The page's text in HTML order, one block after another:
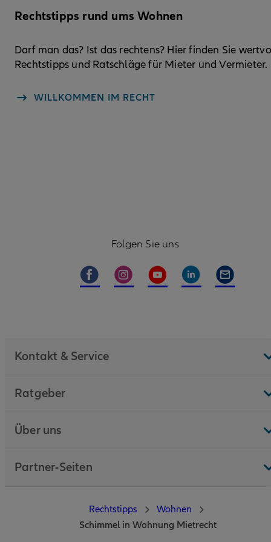
Rechtstipps rund ums Wohnen
Darf man das? Ist das rechtens? Hier finden Sie
Rechtstipps und Ratschläge für Mieter und Vermieter.
WILLKOMMEN IM RECHT
Folgen Sie uns
Kontakt & Service
Ratgeber
Über uns
Partner-Seiten
Rechtstipps
Wohnen
Schimmel in Wohnung Mietrecht